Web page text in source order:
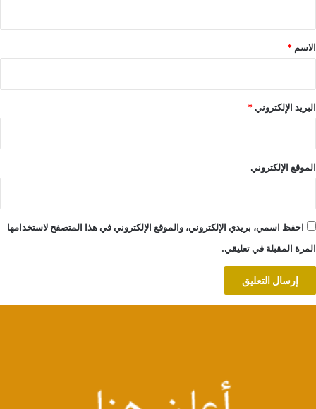
*
الاسم *
البريد الإلكتروني*
الموقع الإلكتروني
احفظ اسمي، بريدي الإلكتروني، والموقع الإلكتروني في هذا المتصفح لاستخدامها
المرة المقبلة في تعليقي.